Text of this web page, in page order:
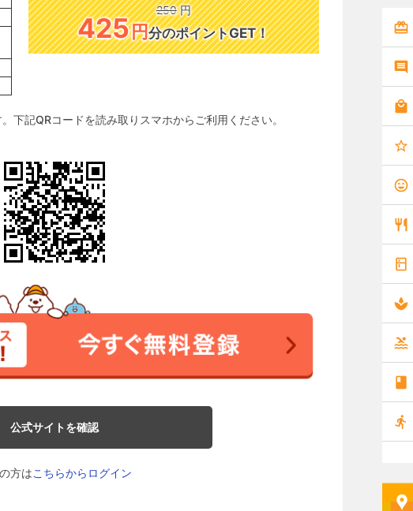
250 円
425円分のポイントGET！
下記QRコードを読み取りスマホからご利用ください。
公式サイトを確認
方はこちらからログイン